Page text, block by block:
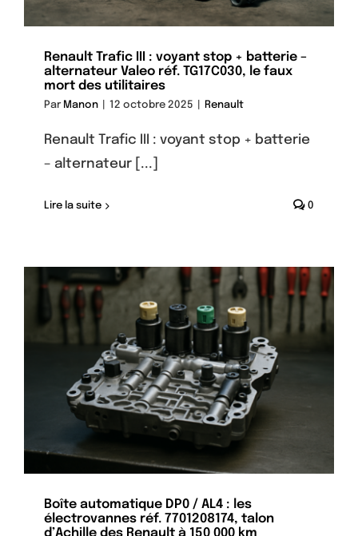
Renault Trafic III : voyant stop + batterie –
alternateur Valeo réf. TG17C030, le faux
mort des utilitaires
Par Manon 12 octobre 2025 Renault
Renault Trafic III : voyant stop + batterie
– alternateur [...]
Lire la suite 0
Boîte automatique DP0 / AL4 : les
électrovannes réf. 7701208174, talon